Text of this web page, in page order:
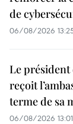
de
06/08/2026
Le président
reçoit
terme de sa
06/08/2026 13:01